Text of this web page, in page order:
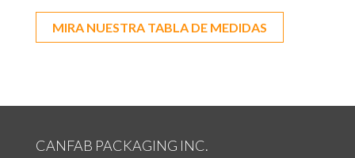
MIRA NUESTRA TABLA DE MEDIDAS
CANFAB PACKAGING INC.